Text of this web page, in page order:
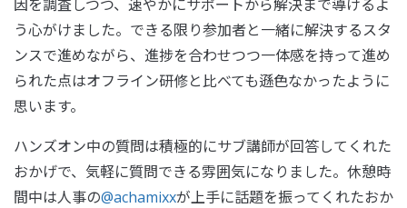
因を調査しつつ、速やかにサポートから解決まで導けるよ
う心がけました。できる限り参加者と一緒に解決するスタ
ンスで進めながら、進捗を合わせつつ一体感を持って進め
られた点はオフライン研修と比べても遜色なかったように
思います。
ハンズオン中の質問は積極的にサブ講師が回答してくれた
おかげで、気軽に質問できる雰囲気になりました。休憩時
間中は人事の@achamixxが上手に話題を振ってくれたおか